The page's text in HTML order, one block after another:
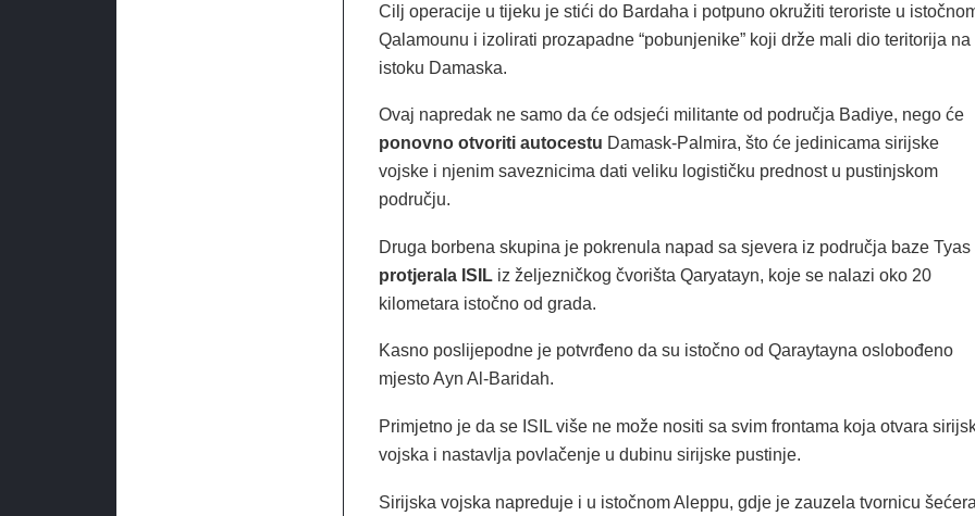
Cilj operacije u tijeku je stići do Bardaha i potpuno okružiti teroriste u
Qalamounu i izolirati prozapadne “pobunjenike” koji drže mali dio teritorija na
istoku Damaska.
Ovaj napredak ne samo da će odsjeći militante od područja Badiye, nego će
ponovno otvoriti autocestu Damask-Palmira, što će jedinicama sirijske
vojske i njenim saveznicima dati veliku logističku prednost u pustinjskom
području.
Druga borbena skupina je pokrenula napad sa sjevera iz područja baze Tyas
protjerala ISILiz željezničkog čvorišta Qaryatayn, koje se nalazi oko 20
kilometara istočno od grada.
Kasno poslijepodne je potvrđeno da su istočno od Qaraytayna oslobođeno
mjesto Ayn Al-Baridah.
Primjetno je da se ISIL više ne može nositi sa svim frontama koja otvara
vojska i nastavlja povlačenje u dubinu sirijske pustinje.
Sirijska vojska napreduje i u istočnom Aleppu, gdje je zauzela tvornicu